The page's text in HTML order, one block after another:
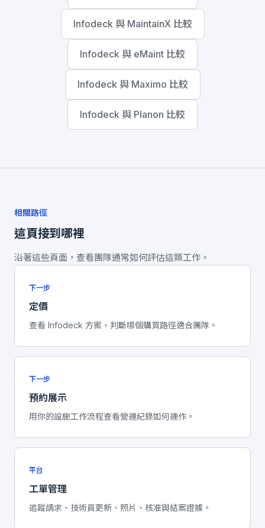
Infodeck 與 MaintainX 比較
Infodeck 與 eMaint 比較
Infodeck 與 Maximo 比較
Infodeck 與 Planon 比較
相關路徑
這頁接到哪裡
沿著這些頁面，查看團隊通常如何評估這類工作。
下一步
定價
查看 Infodeck 方案，判斷哪個購買路徑適合團隊。
下一步
預約展示
用你的設施工作流程查看營運紀錄如何運作。
平台
工單管理
追蹤請求、技術員更新、照片、核准與結案證據。